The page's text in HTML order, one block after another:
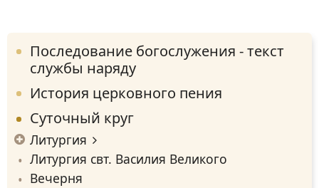
Последование богослужения - текст
службы наряду
История церковного пения
Суточный круг
Литургия
Литургия свт. Василия Великого
Вечерня